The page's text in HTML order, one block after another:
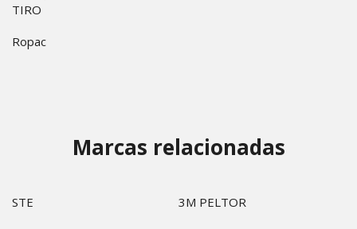
TIRO
Ropac
Marcas relacionadas
STE 3M PELTOR